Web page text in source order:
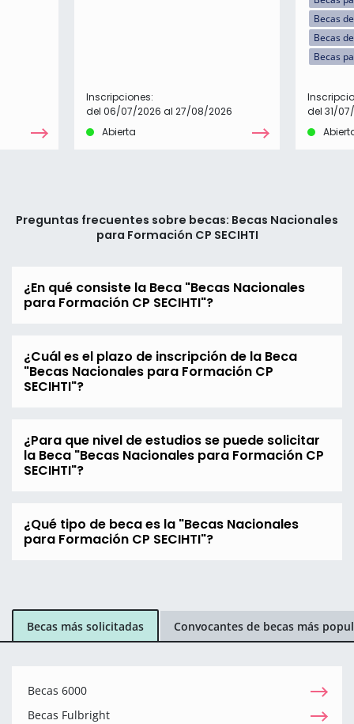
Inscripciones:
del 06/07/2026 al 27/08/2026
Abierta
Becas
Becas
Becas
del 31/
Preguntas frecuentes sobre becas: Becas Nacionales
para Formación CP SECIHTI
¿En qué consiste la Beca "Becas Nacionales
para Formación CP SECIHTI"?
¿Cuál es el plazo de inscripción de la Beca
"Becas Nacionales para Formación CP
SECIHTI"?
¿Para que nivel de estudios se puede solicitar
la Beca "Becas Nacionales para Formación CP
SECIHTI"?
¿Qué tipo de beca es la "Becas Nacionales
para Formación CP SECIHTI"?
Becas más solicitadas Convocantes de becas más
Becas 6000
Becas Fulbright